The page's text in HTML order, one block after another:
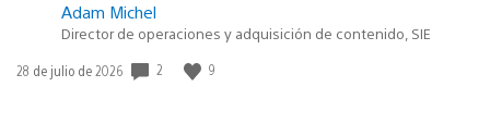
Adam Michel
Director de operaciones y adquisición de contenido, SIE
Fecha
28 de julio de 2026 2 9